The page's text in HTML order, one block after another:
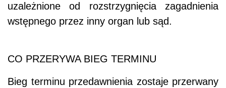
uzależnione od rozstrzygnięcia zagadnienia
wstępnego przez inny organ lub sąd.
CO PRZERYWA BIEG TERMINU
Bieg terminu przedawnienia zostaje przerwany